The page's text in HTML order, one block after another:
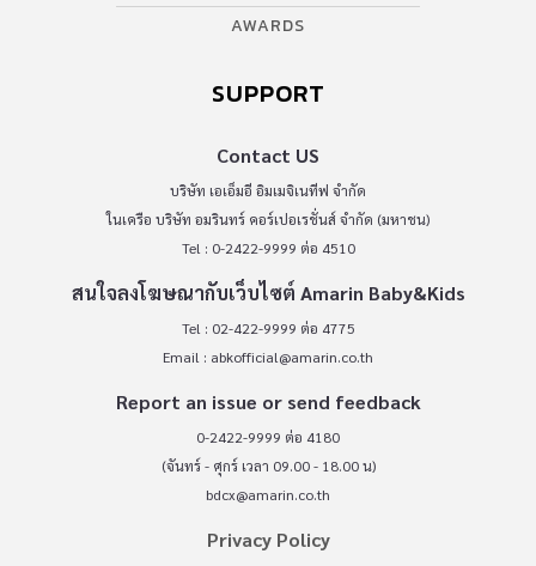
AWARDS
SUPPORT
Contact US
บริษัท เอเอ็มอี อิมเมจิเนทีฟ จำกัด
ในเครือ บริษัท อมรินทร์ คอร์เปอเรชั่นส์ จำกัด (มหาชน)
Tel : 0-2422-9999 ต่อ 4510
สนใจลงโฆษณากับเว็บไซต์ Amarin Baby&Kids
Tel : 02-422-9999 ต่อ 4775
Email : abkofficial@amarin.co.th
Report an issue or send feedback
0-2422-9999 ต่อ 4180
(จันทร์ - ศุกร์ เวลา 09.00 - 18.00 น)
bdcx@amarin.co.th
Privacy Policy